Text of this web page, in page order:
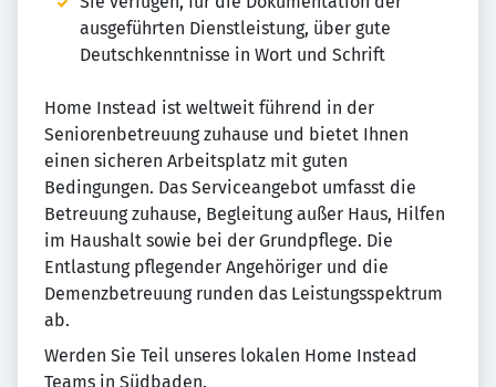
ausgeführten Dienstleistung, über gute
Deutschkenntnisse in Wort und Schrift
Home Instead ist weltweit führend in der
Seniorenbetreuung zuhause und bietet Ihnen
einen sicheren Arbeitsplatz mit guten
Bedingungen. Das Serviceangebot umfasst die
Betreuung zuhause, Begleitung außer Haus, Hilfen
im Haushalt sowie bei der Grundpflege. Die
Entlastung pflegender Angehöriger und die
Demenzbetreuung runden das Leistungsspektrum
ab.
Werden Sie Teil unseres lokalen Home Instead
Teams in Südbaden.